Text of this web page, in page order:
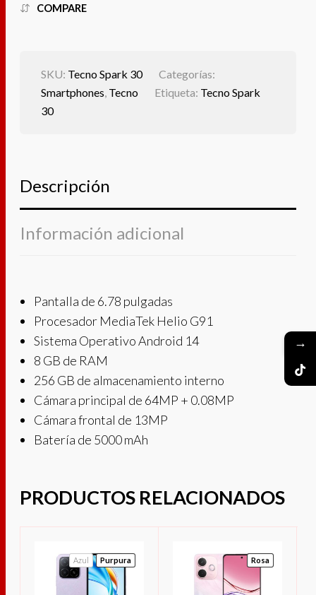
COMPARE
SKU: Tecno Spark 30
Categorías:
Smartphones, Tecno Etiqueta: Tecno Spark
30
Descripción
Información adicional
Pantalla de 6.78 pulgadas
Procesador MediaTek Helio G91
Sistema Operativo Android 14
8 GB de RAM
256 GB de almacenamiento interno
Cámara principal de 64MP + 0.08MP
Cámara frontal de 13MP
Batería de 5000 mAh
PRODUCTOS RELACIONADOS
Azul Purpura Rosa
→